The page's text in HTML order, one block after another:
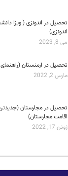
تحصیل در اندونزی ( ویزا
اندونزی)
می 8, 2023
تحصیل در ارمنستان
مارس 2, 2022
تحصیل در مجارستان
اقامت مجارستان)
ژوئن 17, 2022